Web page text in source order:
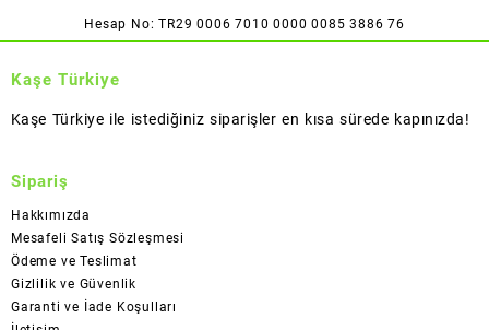
Hesap No: TR29 0006 7010 0000 0085 3886 76
Kaşe Türkiye
Kaşe Türkiye ile istediğiniz siparişler en kısa sürede kapınızda!
Sipariş
Hakkımızda
Mesafeli Satış Sözleşmesi
Ödeme ve Teslimat
Gizlilik ve Güvenlik
Garanti ve İade Koşulları